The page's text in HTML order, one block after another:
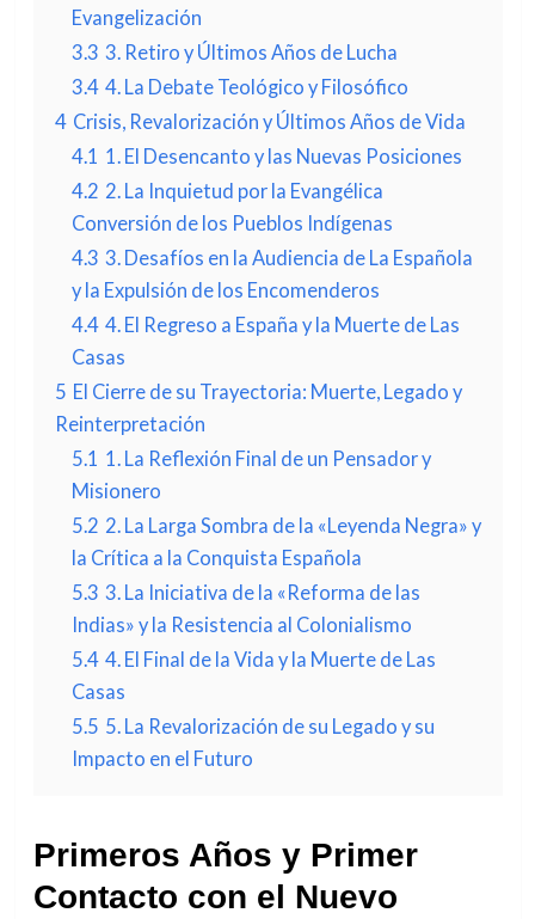
Evangelización
3.3 3. Retiro y Últimos Años de Lucha
3.4 4. La Debate Teológico y Filosófico
4 Crisis, Revalorización y Últimos Años de Vida
4.1 1. El Desencanto y las Nuevas Posiciones
4.2 2. La Inquietud por la Evangélica
Conversión de los Pueblos Indígenas
4.3 3. Desafíos en la Audiencia de La Española
y la Expulsión de los Encomenderos
4.4 4. El Regreso a España y la Muerte de Las
Casas
5 El Cierre de su Trayectoria: Muerte, Legado y
Reinterpretación
5.1 1. La Reflexión Final de un Pensador y
Misionero
5.2 2. La Larga Sombra de la «Leyenda Negra» y
la Crítica a la Conquista Española
5.3 3. La Iniciativa de la «Reforma de las
Indias» y la Resistencia al Colonialismo
5.4 4. El Final de la Vida y la Muerte de Las
Casas
5.5 5. La Revalorización de su Legado y su
Impacto en el Futuro
Primeros Años y Primer
Contacto con el Nuevo